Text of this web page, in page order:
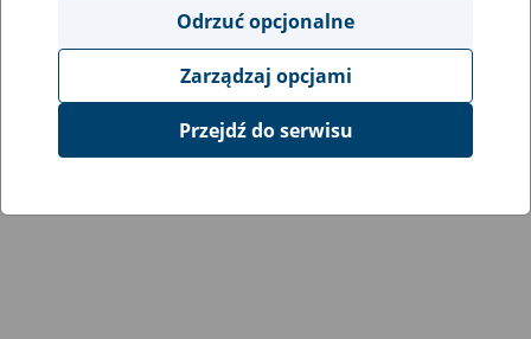
Odrzuć opcjonalne
Zarządzaj opcjami
Przejdź do serwisu